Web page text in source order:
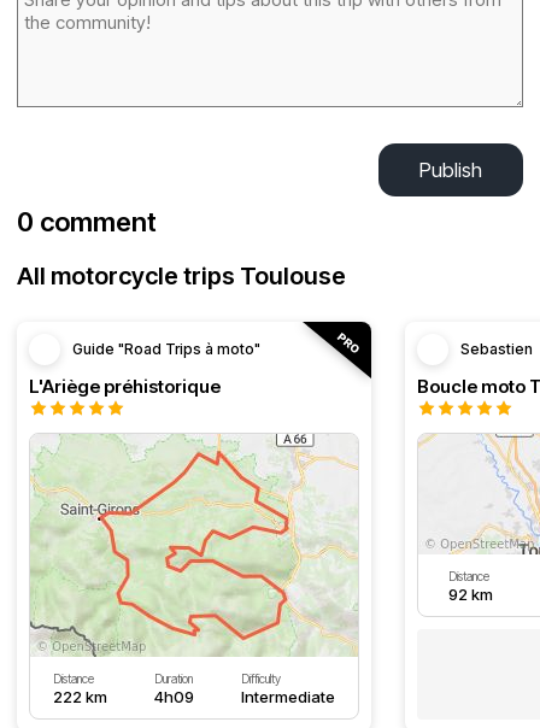
Publish
0 comment
All motorcycle trips Toulouse
Guide "Road Trips à moto"
L'Ariège préhistorique
Distance
222 km
Duration
4h09
Difficulty
Intermediate
Sebastien
Distance
92 km